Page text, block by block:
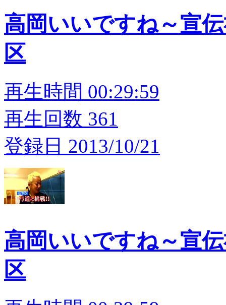
高岡いいですね～宣
区
再生時間 00:29:59
再生回数 361
登録日 2013/10/21
高岡いいですね～宣
区